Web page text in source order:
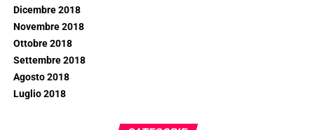
Dicembre 2018
Novembre 2018
Ottobre 2018
Settembre 2018
Agosto 2018
Luglio 2018